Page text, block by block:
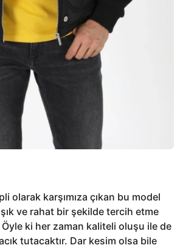
olarak karşımıza çıkan bu model
ve rahat bir şekilde tercih etme
Öyle ki her zaman kaliteli oluşu ile de
tutacaktır. Dar kesim olsa bile